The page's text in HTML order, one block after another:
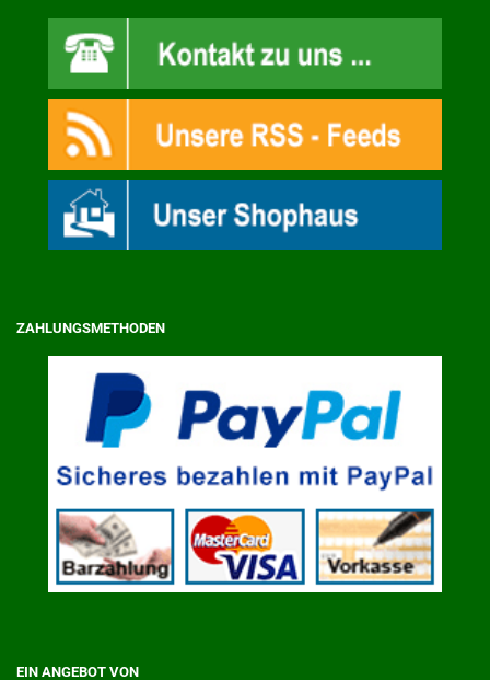
ZAHLUNGSMETHODEN
EIN ANGEBOT VON